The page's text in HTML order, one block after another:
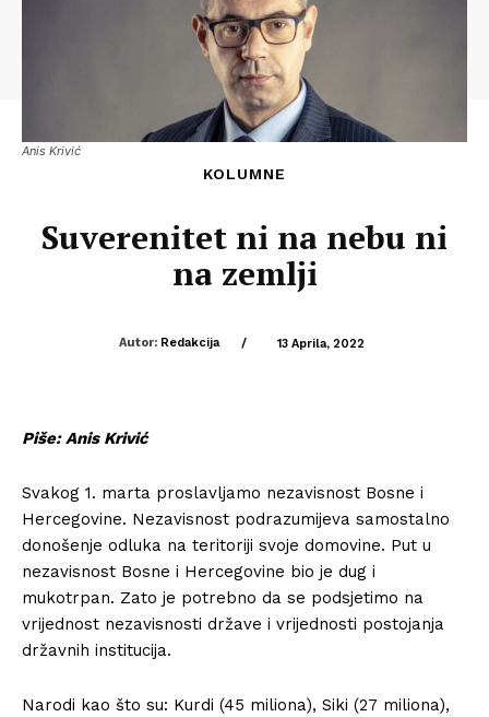
Anis Krivić
KOLUMNE
Suverenitet ni na nebu ni
na zemlji
Autor: Redakcija / 13 Aprila, 2022
Piše: Anis Krivić
Svakog 1. marta proslavljamo nezavisnost Bosne i
Hercegovine. Nezavisnost podrazumijeva samostalno
donošenje odluka na teritoriji svoje domovine. Put u
nezavisnost Bosne i Hercegovine bio je dug i
mukotrpan. Zato je potrebno da se podsjetimo na
vrijednost nezavisnosti države i vrijednosti postojanja
državnih institucija.
Narodi kao što su: Kurdi (45 miliona), Siki (27 miliona),